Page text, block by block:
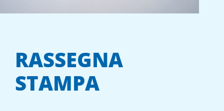
RASSEGNA
STAMPA